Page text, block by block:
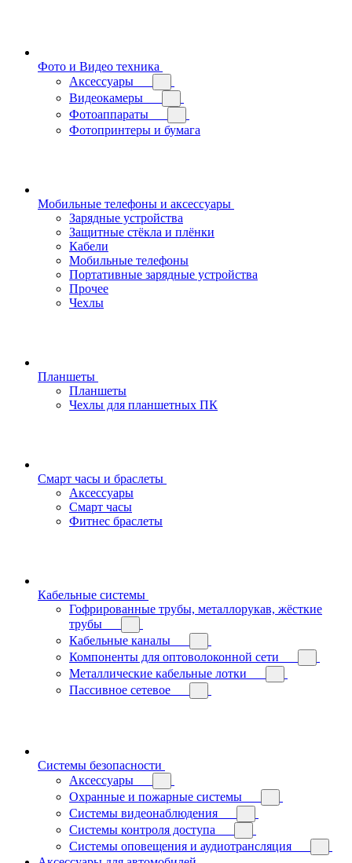
Фото и Видео техника
Аксессуары
Видеокамеры
Фотоаппараты
Фотопринтеры и бумага
Мобильные телефоны и аксессуары
Зарядные устройства
Защитные стёкла и плёнки
Кабели
Мобильные телефоны
Портативные зарядные устройства
Прочее
Чехлы
Планшеты
Планшеты
Чехлы для планшетных ПК
Смарт часы и браслеты
Аксессуары
Смарт часы
Фитнес браслеты
Кабельные системы
Гофрированные трубы, металлорукав, жёсткие
трубы
Кабельные каналы
Компоненты для оптоволоконной сети
Металлические кабельные лотки
Пассивное сетевое
Системы безопасности
Аксессуары
Охранные и пожарные системы
Системы видеонаблюдения
Системы контроля доступа
Системы оповещения и аудиотрансляция